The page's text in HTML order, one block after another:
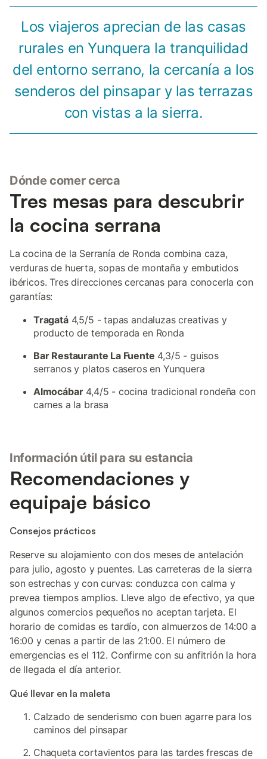
Los viajeros aprecian de las casas
rurales en Yunquera la tranquilidad
del entorno serrano, la cercanía a los
senderos del pinsapar y las terrazas
con vistas a la sierra.
Dónde comer cerca
Tres mesas para descubrir
la cocina serrana
La cocina de la Serranía de Ronda combina caza,
verduras de huerta, sopas de montaña y embutidos
ibéricos. Tres direcciones cercanas para conocerla con
garantías:
Tragatá4,5/5 - tapas andaluzas creativas y
producto de temporada en Ronda
Bar Restaurante La Fuente 4,3/5 - guisos
serranos y platos caseros en Yunquera
Almocábar4,4/5 - cocina tradicional rondeña con
carnes a la brasa
Información útil para su estancia
Recomendaciones y
equipaje básico
Consejos prácticos
Reserve su alojamiento con dos meses de antelación
para julio, agosto y puentes. Las carreteras de la sierra
son estrechas y con curvas: conduzca con calma y
prevea tiempos amplios. Lleve algo de efectivo, ya que
algunos comercios pequeños no aceptan tarjeta. El
horario de comidas es tardío, con almuerzos de 14:00 a
16:00 y cenas a partir de las 21:00. El número de
emergencias es el 112. Confirme con su anfitrión la hora
de llegada el día anterior.
Qué llevar en la maleta
Calzado de senderismo con buen agarre para los
caminos del pinsapar
Chaqueta cortavientos para las tardes frescas de